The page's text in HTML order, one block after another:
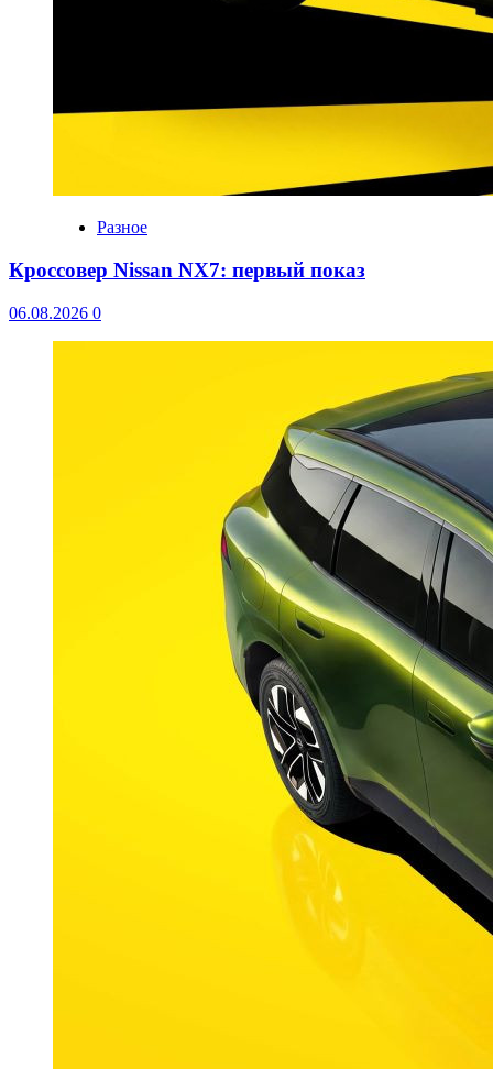
Разное
Кроссовер Nissan NX7: первый показ
06.08.2026 0